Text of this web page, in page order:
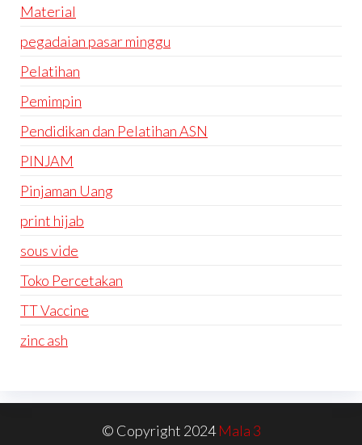
Material
pegadaian pasar minggu
Pelatihan
Pemimpin
Pendidikan dan Pelatihan ASN
PINJAM
Pinjaman Uang
print hijab
sous vide
Toko Percetakan
TT Vaccine
zinc ash
© Copyright 2024Mala 3